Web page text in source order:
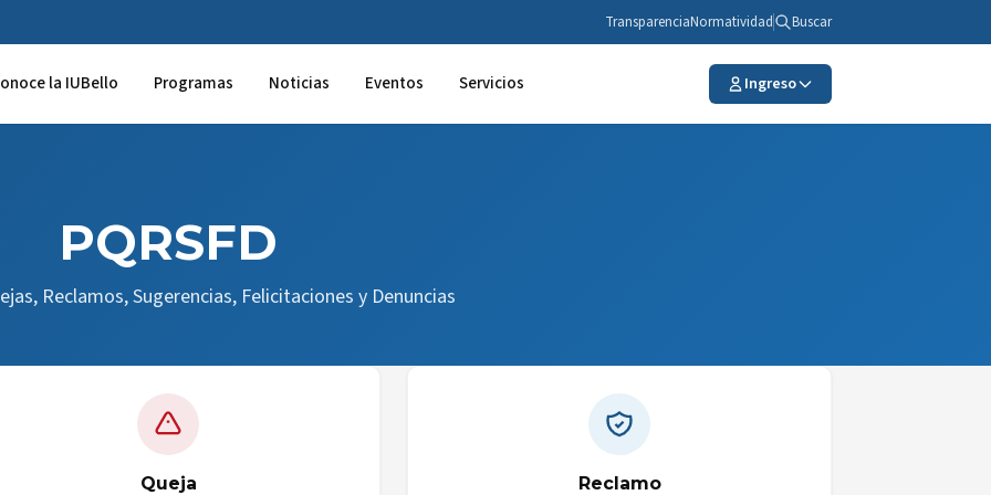
TransparenciaNormatividad Buscar
la IUBello Programas Noticias Eventos Servicios Ingreso
PQRSFD
Reclamos, Sugerencias, Felicitaciones y Denuncias
Queja Reclamo